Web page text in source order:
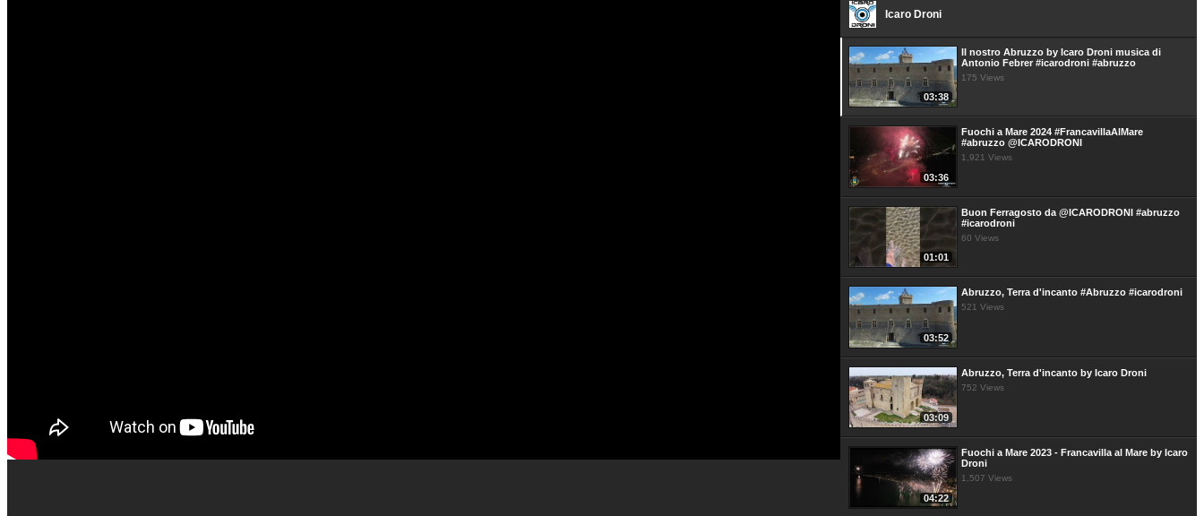
Icaro Droni
03:38
Il nostro Abruzzo by Icaro Droni musica di
Antonio Febrer #icarodroni #abruzzo
175 Views
03:36
Fuochi a Mare 2024 #FrancavillaAlMare
#abruzzo @ICARODRONI
1,921 Views
01:01
Buon Ferragosto da @ICARODRONI #abruzzo
#icarodroni
60 Views
03:52
Abruzzo, Terra d'incanto #Abruzzo #icarodroni
521 Views
03:09
Abruzzo, Terra d'incanto by Icaro Droni
752 Views
04:22
Fuochi a Mare 2023 - Francavilla al Mare by Icaro
Droni
1,507 Views